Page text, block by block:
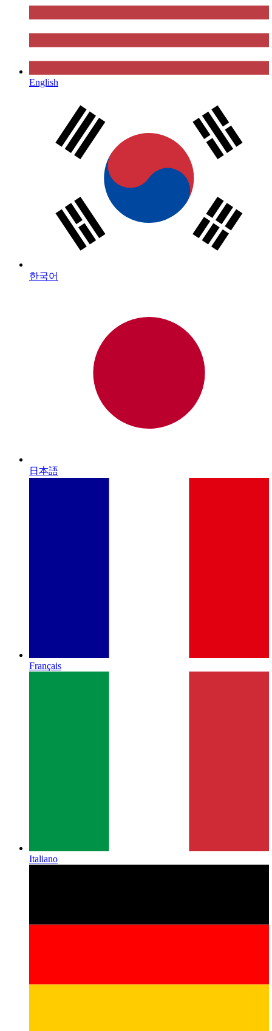
English
한국어
日本語
Français
Italiano